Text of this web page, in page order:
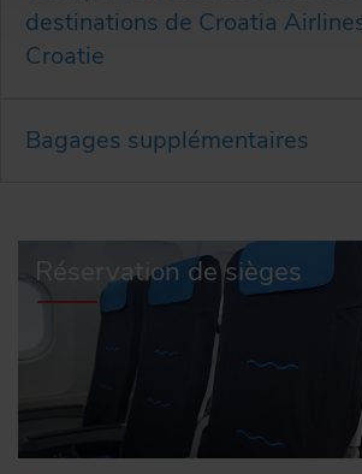
destinations de Croatia
Croatie
Bagages supplémentaires
Réservation de sièges